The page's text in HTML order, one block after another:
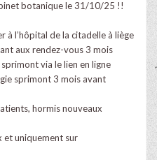
botanique le 31/10/25 !!
l’hôpital de la citadelle à liège
aux rendez-vous 3 mois
via le lien en ligne
sprimont 3 mois avant
hormis nouveaux
et uniquement sur